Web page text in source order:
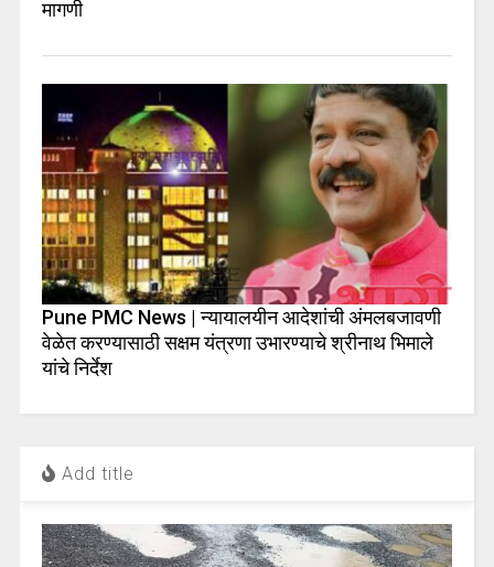
मागणी
Pune PMC News | न्यायालयीन आदेशांची अंमलबजावणी
वेळेत करण्यासाठी सक्षम यंत्रणा उभारण्याचे श्रीनाथ भिमाले
यांचे निर्देश
Add title